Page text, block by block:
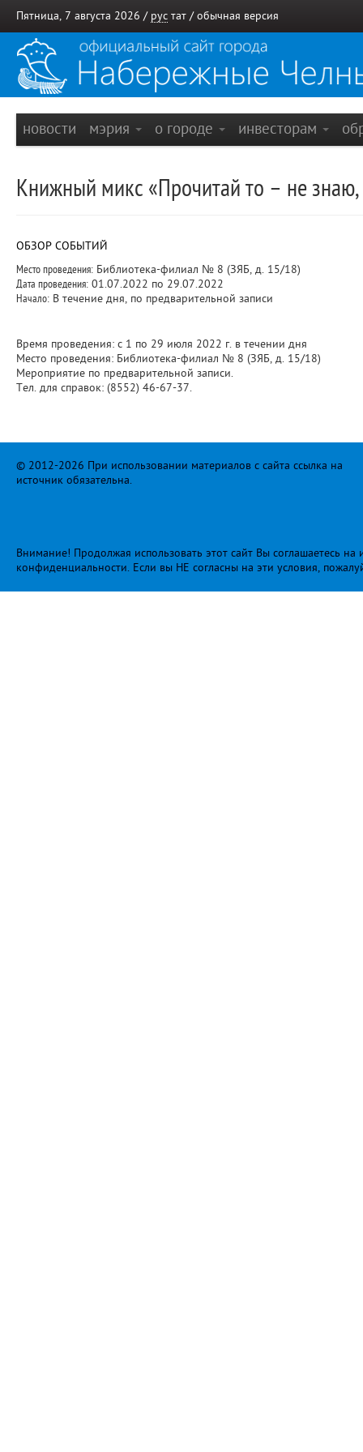
Пятница, 7 августа 2026 / рус тат / обычная версия
новости мэрия о городе инвесторам
Книжный микс «Прочитай то – не знаю,
ОБЗОР СОБЫТИЙ
Место проведения: Библиотека-филиал № 8 (ЗЯБ, д. 15/18)
Дата проведения: 01.07.2022 по 29.07.2022
Начало: В течение дня, по предварительной записи
Время проведения: с 1 по 29 июля 2022 г. в течении дня
Место проведения: Библиотека-филиал № 8 (ЗЯБ, д. 15/18)
Мероприятие по предварительной записи.
Тел. для справок: (8552) 46-67-37.
© 2012-2026 При использовании материалов с сайта ссылка на
источник обязательна.
Внимание! Продолжая использовать этот сайт Вы соглашаетесь
конфиденциальности. Если вы НЕ согласны на эти условия,